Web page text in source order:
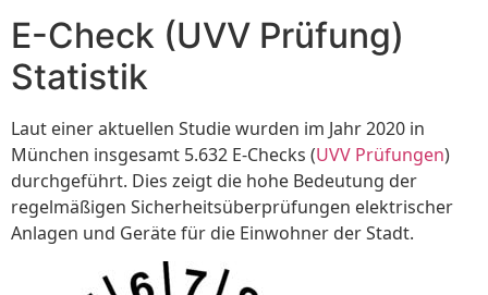
E-Check (UVV Prüfung)
Statistik
Laut einer aktuellen Studie wurden im Jahr 2020 in
München insgesamt 5.632 E-Checks (UVV Prüfungen)
durchgeführt. Dies zeigt die hohe Bedeutung der
regelmäßigen Sicherheitsüberprüfungen elektrischer
Anlagen und Geräte für die Einwohner der Stadt.